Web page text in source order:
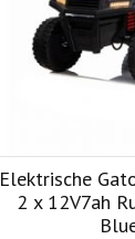
Elektrische
2 x 12V7ah